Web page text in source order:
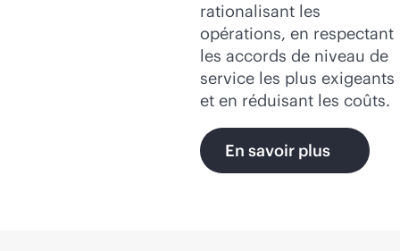
rationalisant les
opérations, en respectant
les accords de niveau de
service les plus exigeants
et en réduisant les coûts.
En savoir plus